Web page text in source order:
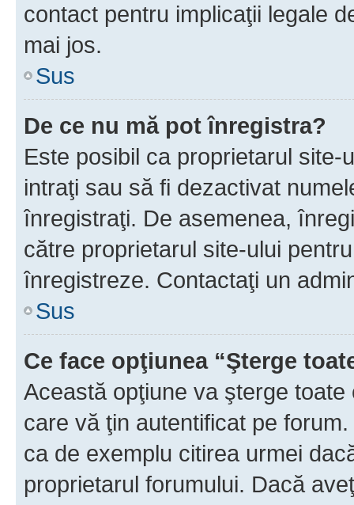
contact pentru implicaţii legale
mai jos.
Sus
De ce nu mă pot înregistra?
Este posibil ca proprietarul
intraţi sau să fi dezactivat
înregistraţi. De asemenea,
către proprietarul site-ului
înregistreze. Contactaţi un
Sus
Ce face opţiunea “Şterge
Această opţiune va şterge
care vă ţin autentificat pe
ca de exemplu citirea urmei
proprietarul forumului. Dacă